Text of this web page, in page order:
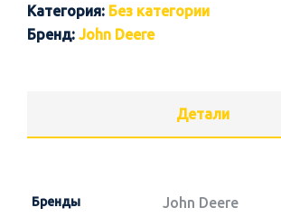
Категория: Без категории
Бренд: John Deere
Детали
Бренды John Deere